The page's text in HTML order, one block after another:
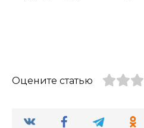
Оцените статью